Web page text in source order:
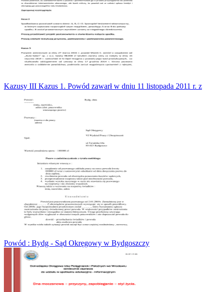
Kazusy III Kazus 1. Powód zawarł w dniu 11 listopada 2011 r. z
Powód : Bydg - Sąd Okręgowy w Bydgoszczy